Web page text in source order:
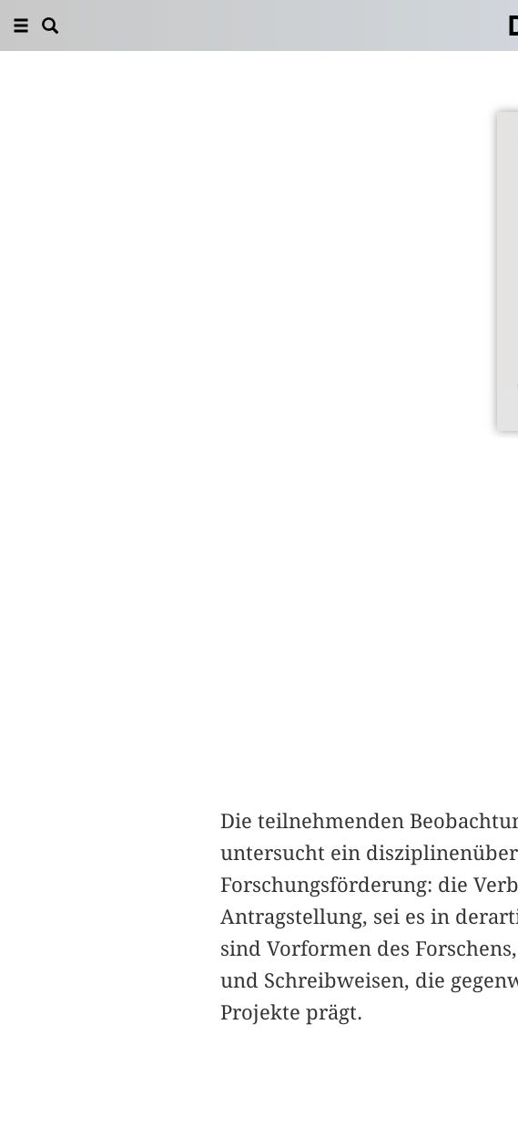
Die teilnehmenden
untersucht ein
Forschungsförderung: die
Antragstellung, sei es in
sind Vorformen des
und Schreibweisen, die
Projekte prägt.